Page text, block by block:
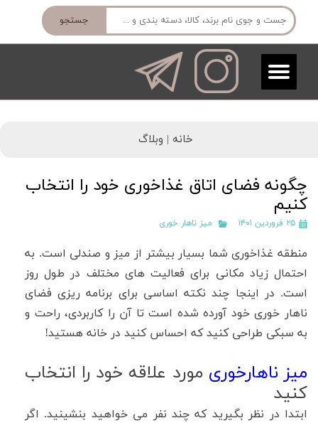
جستجو
خانه | وبلاگ
چگونه فضای اتاق غذاخوری خود را انتخاب
کنیم
۲۵ فروردین ۱۴۰۱ میز ناهار خوری
منطقه غذاخوری شما بسیار بیشتر از میز و صندلی است. به
احتمال زیاد مکانی برای فعالیت های مختلف در طول روز
است. در اینجا چند نکته اساسی برای برنامه ریزی فضای
ناهار خوری خود آورده شده است تا آن را کاربردی، راحت و
به سبکی طراحی کنید که احساس کنید در خانه هستید!
میز ناهارخوری مورد علاقه خود را انتخاب
کنید
ابتدا در نظر بگیرید که چند نفر می خواهید بنشینید. اگر